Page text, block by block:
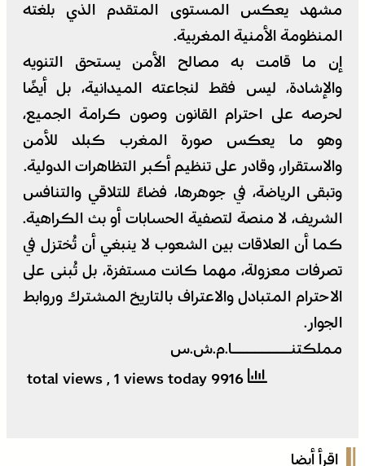
مشهد يعكس المستوى المتقدم الذي بلغته
المنظومة الأمنية المغربية.
إن ما قامت به مصالح الأمن يستحق التنويه
والإشادة، ليس فقط لنجاعته الميدانية، بل أيضًا
لحرصه على احترام القانون وصون كرامة الجميع،
وهو ما يعكس صورة المغرب كبلد للأمن
والاستقرار، وقادر على تنظيم أكبر التظاهرات الدولية.
وتبقى الرياضة، في جوهرها، فضاءً للتلاقي والتنافس
الشريف، لا منصة لتصفية الحسابات أو بث الكراهية.
كما أن العلاقات بين الشعوب لا ينبغي أن تُختزل في
تصرفات معزولة، مهما كانت مستفزة، بل تُبنى على
الاحترام المتبادل والاعتراف بالتاريخ المشترك وروابط
الجوار.
مملكتنــــــــا.م.ش.س
, 1 views today
اقرأ أيضا